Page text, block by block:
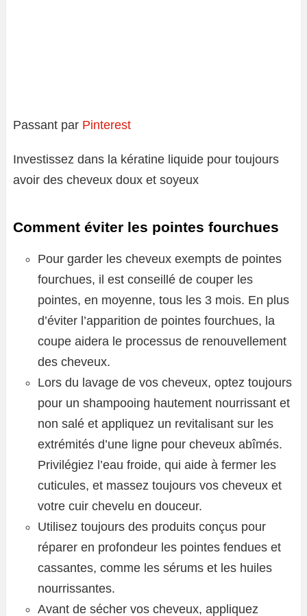
Passant par Pinterest
Investissez dans la kératine liquide pour toujours
avoir des cheveux doux et soyeux
Comment éviter les pointes fourchues
Pour garder les cheveux exempts de pointes
fourchues, il est conseillé de couper les
pointes, en moyenne, tous les 3 mois. En plus
d’éviter l’apparition de pointes fourchues, la
coupe aidera le processus de renouvellement
des cheveux.
Lors du lavage de vos cheveux, optez toujours
pour un shampooing hautement nourrissant et
non salé et appliquez un revitalisant sur les
extrémités d’une ligne pour cheveux abîmés.
Privilégiez l’eau froide, qui aide à fermer les
cuticules, et massez toujours vos cheveux et
votre cuir chevelu en douceur.
Utilisez toujours des produits conçus pour
réparer en profondeur les pointes fendues et
cassantes, comme les sérums et les huiles
nourrissantes.
Avant de sécher vos cheveux, appliquez